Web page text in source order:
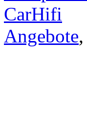
CarHifi
Angebote